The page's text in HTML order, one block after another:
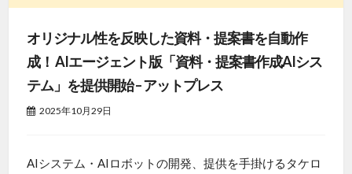
オリジナル性を反映した資料・提案書を自動作
成！ AIエージェント版「資料・提案書作成AIシス
テム」を提供開始 – アットプレス
2025年10月29日
AIシステム・AIロボットの開発、提供を手掛けるタケロ